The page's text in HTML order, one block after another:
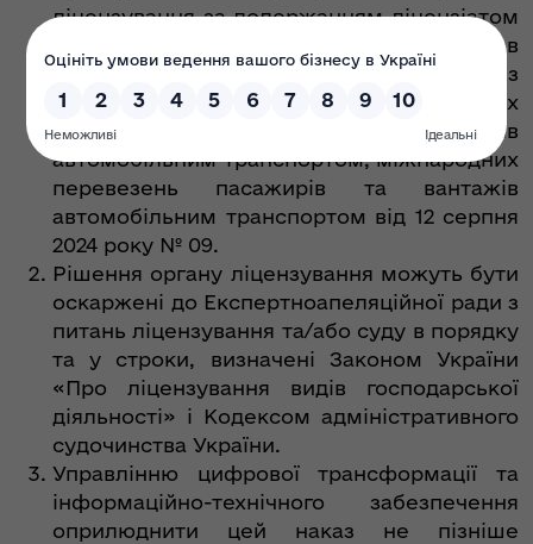
ліцензування за додержанням ліцензіатом
Ліцензійних умов
провадження господарської діяльності з
перевезення пасажирів, небезпечних
вантажів та небезпечних відходів
автомобільним транспортом, міжнародних
перевезень пасажирів та вантажів
автомобільним транспортом від 12 серпня
2024 року № 09.
Рішення органу ліцензування можуть бути
оскаржені до Експертноапеляційної ради з
питань ліцензування та/або суду в порядку
та у строки, визначені Законом України
«Про ліцензування видів господарської
діяльності» і Кодексом адміністративного
судочинства України.
Управлінню цифрової трансформації та
інформаційно-технічного забезпечення
оприлюднити цей наказ не пізніше